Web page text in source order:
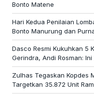
Bonto Matene
Hari Kedua Penilaian
Bonto Manurung dan
Dasco Resmi Kukuhkan 5
Gerindra, Andi Rosman:
Zulhas Tegaskan Kopdes
Targetkan 35.872 Unit